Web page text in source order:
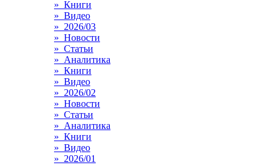
» Книги
» Видео
» 2026/03
» Новости
» Статьи
» Аналитика
» Книги
» Видео
» 2026/02
» Новости
» Статьи
» Аналитика
» Книги
» Видео
» 2026/01